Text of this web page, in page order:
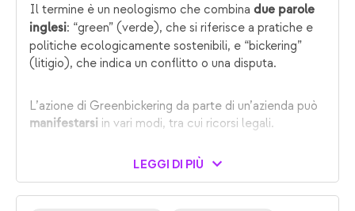
Il termine è un neologismo che combina due parole
inglesi: “green” (verde), che si riferisce a pratiche e
politiche ecologicamente sostenibili, e “bickering”
(litigio), che indica un conflitto o una disputa.
L’azione di Greenbickering da parte di un’azienda può
manifestarsi in vari modi, tra cui ricorsi legali.
LEGGI DI PIÙ